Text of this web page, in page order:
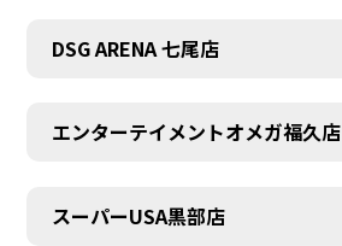
DSG ARENA 七尾店
エンターテイメントオメガ福久店
スーパーUSA黒部店